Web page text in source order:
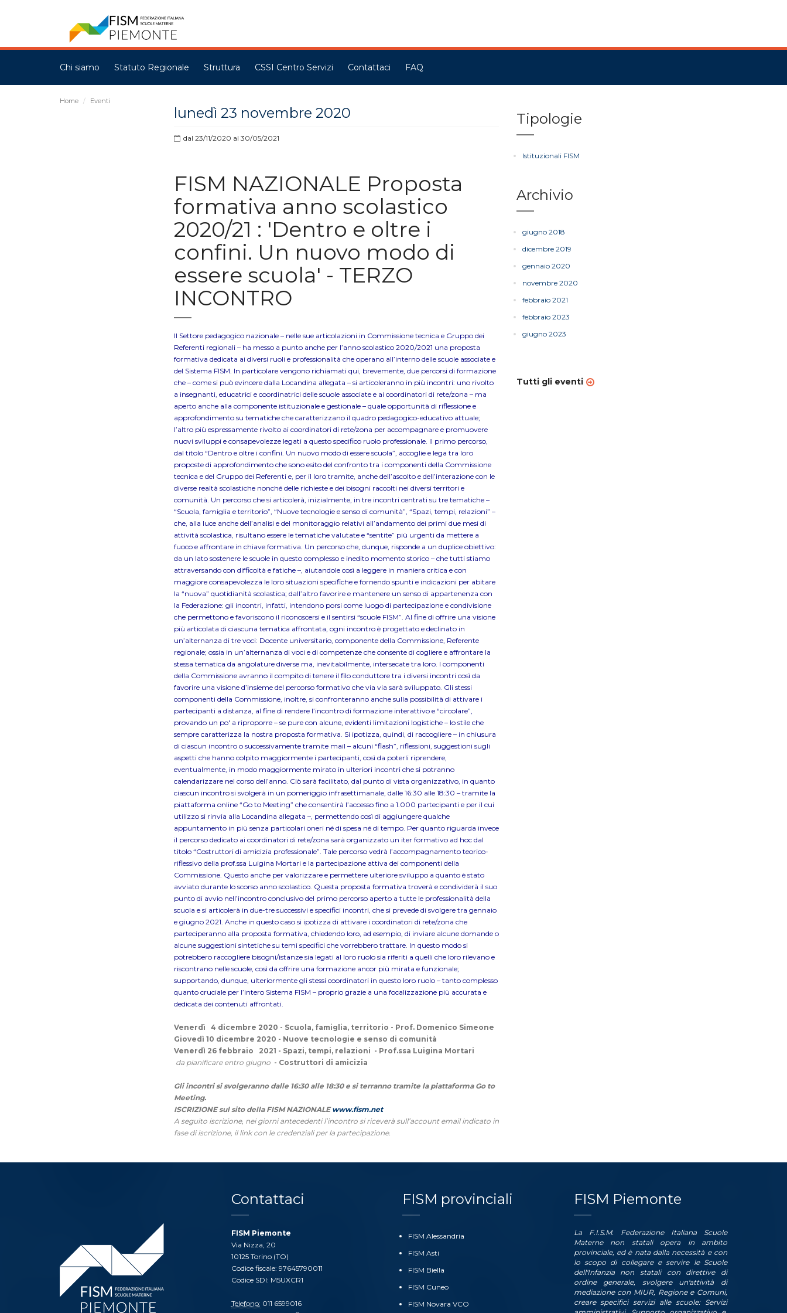
Chi siamo Statuto Regionale Struttura CSSI Centro Servizi Contattaci FAQ
Home Eventi
lunedì 23 novembre 2020
dal 23/11/2020 al 30/05/2021
FISM NAZIONALE Proposta
formativa anno scolastico
2020/21 : 'Dentro e oltre i
confini. Un nuovo modo di
essere scuola' - TERZO
INCONTRO
Il Settore pedagogico nazionale – nelle sue articolazioni in Commissione tecnica e Gruppo dei
Referenti regionali – ha messo a punto anche per l’anno scolastico 2020/2021 una proposta
formativa dedicata ai diversi ruoli e professionalità che operano all’interno delle scuole associate e
del Sistema FISM. In particolare vengono richiamati qui, brevemente, due percorsi di formazione
che – come si può evincere dalla Locandina allegata – si articoleranno in più incontri: uno rivolto
a insegnanti, educatrici e coordinatrici delle scuole associate e ai coordinatori di rete/zona – ma
aperto anche alla componente istituzionale e gestionale – quale opportunità di riflessione e
approfondimento su tematiche che caratterizzano il quadro pedagogico-educativo attuale;
l’altro più espressamente rivolto ai coordinatori di rete/zona per accompagnare e promuovere
nuovi sviluppi e consapevolezze legati a questo specifico ruolo professionale. Il primo percorso,
dal titolo “Dentro e oltre i confini. Un nuovo modo di essere scuola”, accoglie e lega tra loro
proposte di approfondimento che sono esito del confronto tra i componenti della Commissione
tecnica e del Gruppo dei Referenti e, per il loro tramite, anche dell’ascolto e dell’interazione con le
diverse realtà scolastiche nonché delle richieste e dei bisogni raccolti nei diversi territori e
comunità. Un percorso che si articolerà, inizialmente, in tre incontri centrati su tre tematiche –
“Scuola, famiglia e territorio”, “Nuove tecnologie e senso di comunità”, “Spazi, tempi, relazioni” –
che, alla luce anche dell’analisi e del monitoraggio relativi all’andamento dei primi due mesi di
attività scolastica, risultano essere le tematiche valutate e “sentite” più urgenti da mettere a
fuoco e affrontare in chiave formativa. Un percorso che, dunque, risponde a un duplice obiettivo:
da un lato sostenere le scuole in questo complesso e inedito momento storico – che tutti stiamo
attraversando con difficoltà e fatiche –, aiutandole così a leggere in maniera critica e con
maggiore consapevolezza le loro situazioni specifiche e fornendo spunti e indicazioni per abitare
la “nuova” quotidianità scolastica; dall’altro favorire e mantenere un senso di appartenenza con
la Federazione: gli incontri, infatti, intendono porsi come luogo di partecipazione e condivisione
che permettono e favoriscono il riconoscersi e il sentirsi “scuole FISM”. Al fine di offrire una visione
più articolata di ciascuna tematica affrontata, ogni incontro è progettato e declinato in
un’alternanza di tre voci: Docente universitario, componente della Commissione, Referente
regionale; ossia in un’alternanza di voci e di competenze che consente di cogliere e affrontare la
stessa tematica da angolature diverse ma, inevitabilmente, intersecate tra loro. I componenti
della Commissione avranno il compito di tenere il filo conduttore tra i diversi incontri così da
favorire una visione d’insieme del percorso formativo che via via sarà sviluppato. Gli stessi
componenti della Commissione, inoltre, si confronteranno anche sulla possibilità di attivare i
partecipanti a distanza, al fine di rendere l’incontro di formazione interattivo e “circolare”,
provando un po' a riproporre – se pure con alcune, evidenti limitazioni logistiche – lo stile che
sempre caratterizza la nostra proposta formativa. Si ipotizza, quindi, di raccogliere – in chiusura
di ciascun incontro o successivamente tramite mail – alcuni “flash”, riflessioni, suggestioni sugli
aspetti che hanno colpito maggiormente i partecipanti, così da poterli riprendere,
eventualmente, in modo maggiormente mirato in ulteriori incontri che si potranno
calendarizzare nel corso dell’anno. Ciò sarà facilitato, dal punto di vista organizzativo, in quanto
ciascun incontro si svolgerà in un pomeriggio infrasettimanale, dalle 16:30 alle 18:30 – tramite la
piattaforma online “Go to Meeting” che consentirà l’accesso fino a 1.000 partecipanti e per il cui
utilizzo si rinvia alla Locandina allegata –, permettendo così di aggiungere qualche
appuntamento in più senza particolari oneri né di spesa né di tempo. Per quanto riguarda invece
il percorso dedicato ai coordinatori di rete/zona sarà organizzato un iter formativo ad hoc dal
titolo “Costruttori di amicizia professionale”. Tale percorso vedrà l’accompagnamento teorico-
riflessivo della prof.ssa Luigina Mortari e la partecipazione attiva dei componenti della
Commissione. Questo anche per valorizzare e permettere ulteriore sviluppo a quanto è stato
avviato durante lo scorso anno scolastico. Questa proposta formativa troverà e condividerà il suo
punto di avvio nell’incontro conclusivo del primo percorso aperto a tutte le professionalità della
scuola e si articolerà in due-tre successivi e specifici incontri, che si prevede di svolgere tra gennaio
e giugno 2021. Anche in questo caso si ipotizza di attivare i coordinatori di rete/zona che
parteciperanno alla proposta formativa, chiedendo loro, ad esempio, di inviare alcune domande o
alcune suggestioni sintetiche su temi specifici che vorrebbero trattare. In questo modo si
potrebbero raccogliere bisogni/istanze sia legati al loro ruolo sia riferiti a quelli che loro rilevano e
riscontrano nelle scuole, così da offrire una formazione ancor più mirata e funzionale;
supportando, dunque, ulteriormente gli stessi coordinatori in questo loro ruolo – tanto complesso
quanto cruciale per l’intero Sistema FISM – proprio grazie a una focalizzazione più accurata e
dedicata dei contenuti affrontati.
Venerdì 4 dicembre 2020 - Scuola, famiglia, territorio - Prof. Domenico Simeone
Giovedì 10 dicembre 2020 - Nuove tecnologie e senso di comunità
Venerdì 26 febbraio 2021 - Spazi, tempi, relazioni - Prof.ssa Luigina Mortari
da pianificare entro giugno - Costruttori di amicizia
Gli incontri si svolgeranno dalle 16:30 alle 18:30 e si terranno tramite la piattaforma Go to
Meeting.
ISCRIZIONE sul sito della FISM NAZIONALEwww.fism.net
A seguito iscrizione, nei giorni antecedenti l’incontro si riceverà sull’account email indicato in
fase di iscrizione, il link con le credenziali per la partecipazione.
Tipologie
Istituzionali FISM
Archivio
giugno 2018
dicembre 2019
gennaio 2020
novembre 2020
febbraio 2021
febbraio 2023
giugno 2023
Tutti gli eventi
Contattaci
FISM Piemonte
Via Nizza, 20
10125 Torino (TO)
Codice fiscale: 97645790011
Codice SDI: M5UXCR1
Telefono: 011 6599016
FISM provinciali
FISM Alessandria
FISM Asti
FISM Biella
FISM Cuneo
FISM Novara VCO
FISM Piemonte
La F.I.S.M. Federazione Italiana Scuole
Materne non statali opera in ambito
provinciale, ed è nata dalla necessità e con
lo scopo di collegare e servire le Scuole
dell'Infanzia non statali con direttive di
ordine generale, svolgere un'attività di
mediazione con MIUR, Regione e Comuni,
creare specifici servizi alle scuole: Servizi